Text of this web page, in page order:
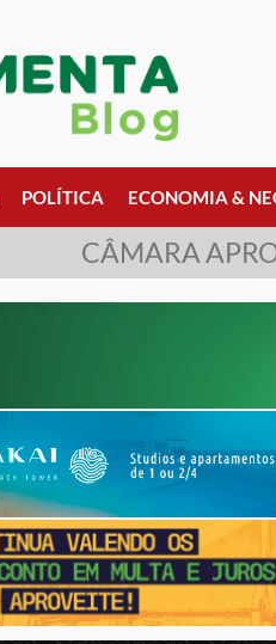
POLÍTICA ECONOMIA &
CÂMARA